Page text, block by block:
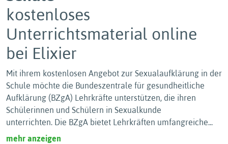
kostenloses
Unterrichtsmaterial online
bei Elixier
Mit ihrem kostenlosen Angebot zur Sexualaufklärung in der
Schule möchte die Bundeszentrale für gesundheitliche
Aufklärung (BZgA) Lehrkräfte unterstützen, die ihren
Schülerinnen und Schülern in Sexualkunde
unterrichten. Die BZgA bietet Lehrkräften umfangreiche...
mehr anzeigen